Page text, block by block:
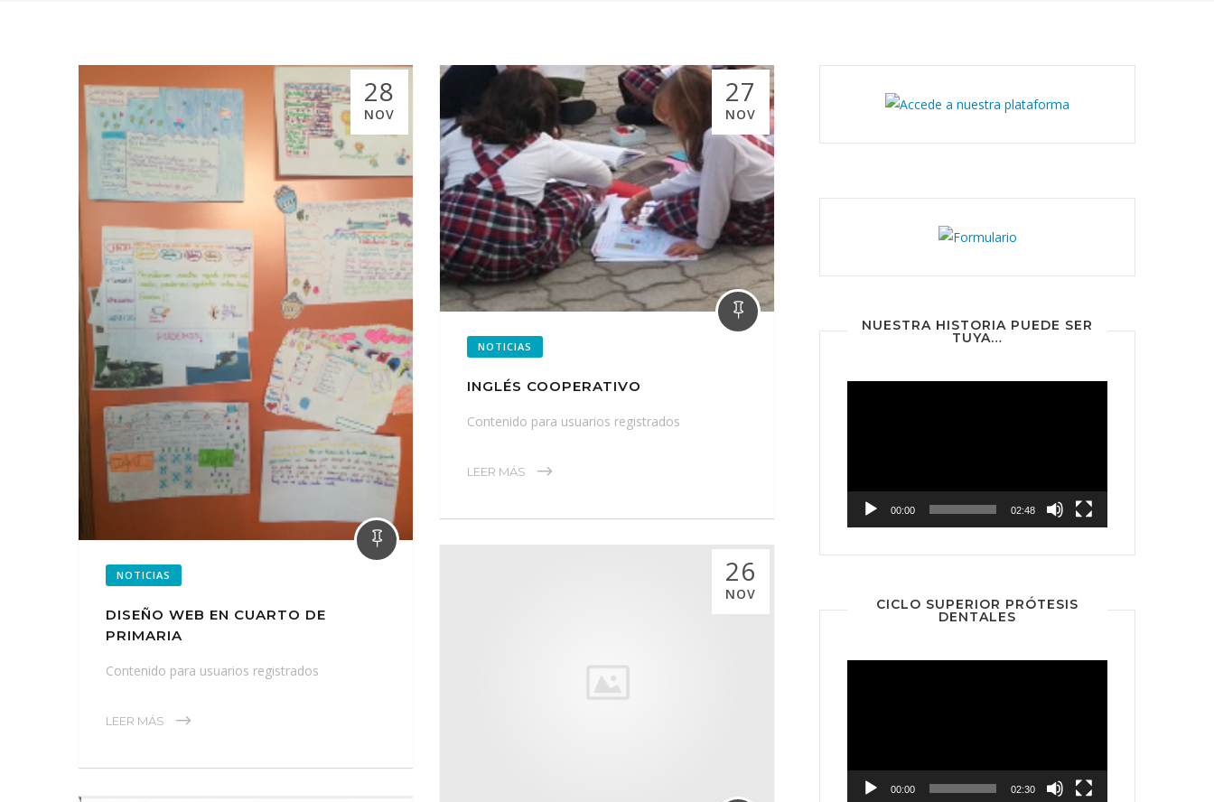
28
NOV
NOTICIAS
DISEÑO WEB EN CUARTO DE
PRIMARIA
Contenido para usuarios registrados
LEER MÁS
27
NOV
NOTICIAS
INGLÉS COOPERATIVO
Contenido para usuarios registrados
LEER MÁS
26
NOV
NUESTRA HISTORIA PUEDE SER
TUYA…
00:00 02:48
CICLO SUPERIOR PRÓTESIS
DENTALES
00:00 02:30